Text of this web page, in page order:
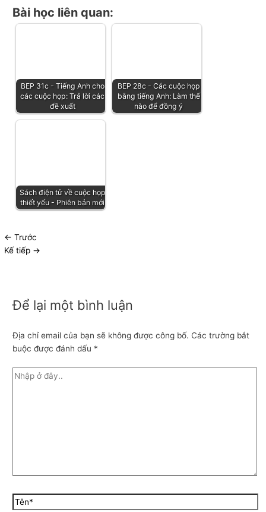
Bài học liên quan:
BEP 31c - Tiếng Anh cho
các cuộc họp: Trả lời các
đề xuất
BEP 28c - Các cuộc họp
bằng tiếng Anh: Làm thế
nào để đồng ý
Sách điện tử về cuộc họp
thiết yếu - Phiên bản mới
← Trước
Kế tiếp →
Để lại một bình luận
Địa chỉ email của bạn sẽ không được công bố. Các trường bắt
buộc được đánh dấu *